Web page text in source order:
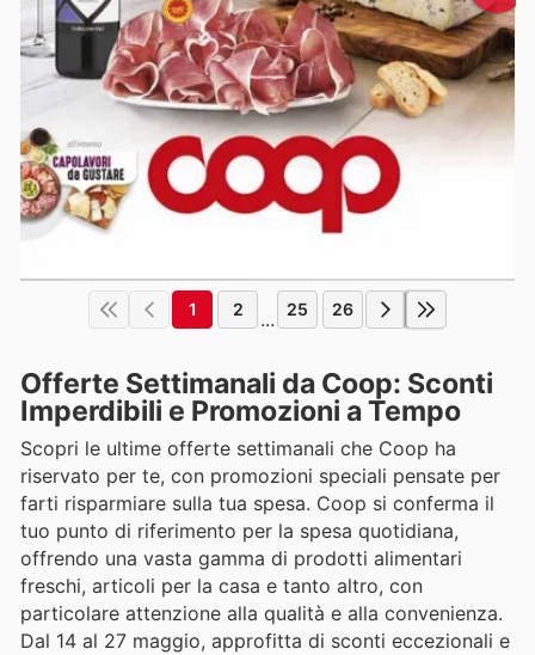
1 2 ... 25 26
Offerte Settimanali da Coop: Sconti
Imperdibili e Promozioni a Tempo
Scopri le ultime offerte settimanali che Coop ha
riservato per te, con promozioni speciali pensate per
farti risparmiare sulla tua spesa. Coop si conferma il
tuo punto di riferimento per la spesa quotidiana,
offrendo una vasta gamma di prodotti alimentari
freschi, articoli per la casa e tanto altro, con
particolare attenzione alla qualità e alla convenienza.
Dal 14 al 27 maggio, approfitta di sconti eccezionali e